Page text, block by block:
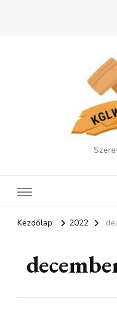
Kezdőlap 2022